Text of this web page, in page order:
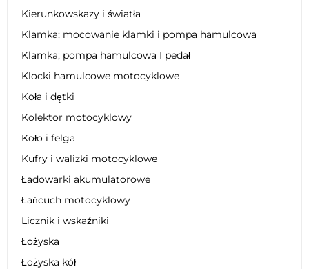
Kierunkowskazy i światła
Klamka; mocowanie klamki i pompa hamulcowa
Klamka; pompa hamulcowa I pedał
Klocki hamulcowe motocyklowe
Koła i dętki
Kolektor motocyklowy
Koło i felga
Kufry i walizki motocyklowe
Ładowarki akumulatorowe
Łańcuch motocyklowy
Licznik i wskaźniki
Łożyska
Łożyska kół